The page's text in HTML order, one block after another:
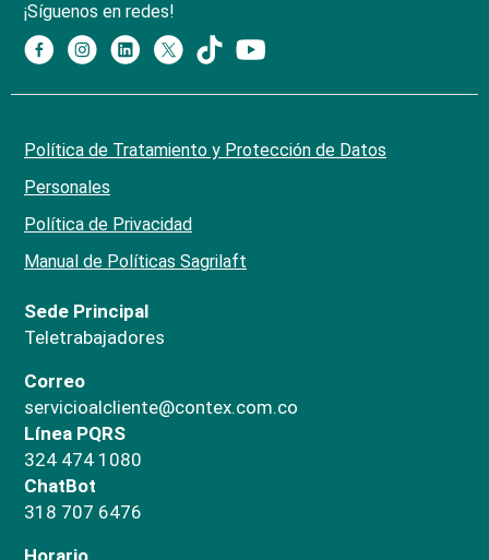
¡Síguenos en redes!
Política de Tratamiento y Protección de Datos
Personales
Política de Privacidad
Manual de Políticas Sagrilaft
Sede Principal
Teletrabajadores
Correo
servicioalcliente@contex.com.co
Línea PQRS
324 474 1080
ChatBot
318 707 6476
Horario